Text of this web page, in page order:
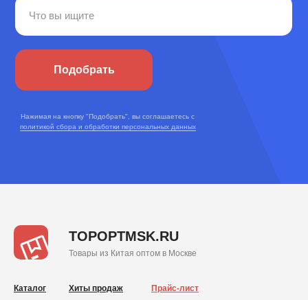
Подобрать
Нажимая на кнопку "Подобрать", вы соглашаетесь с
политикой сбора и обработки персональных данных
Каталог Хиты продаж Прайс-лист
TOPOPTMSK.RU
Товары из Китая оптом в Москве